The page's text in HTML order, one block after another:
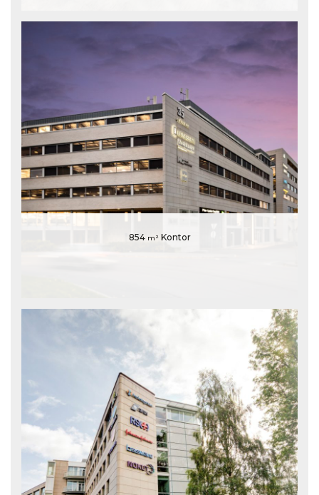
854 m² Kontor